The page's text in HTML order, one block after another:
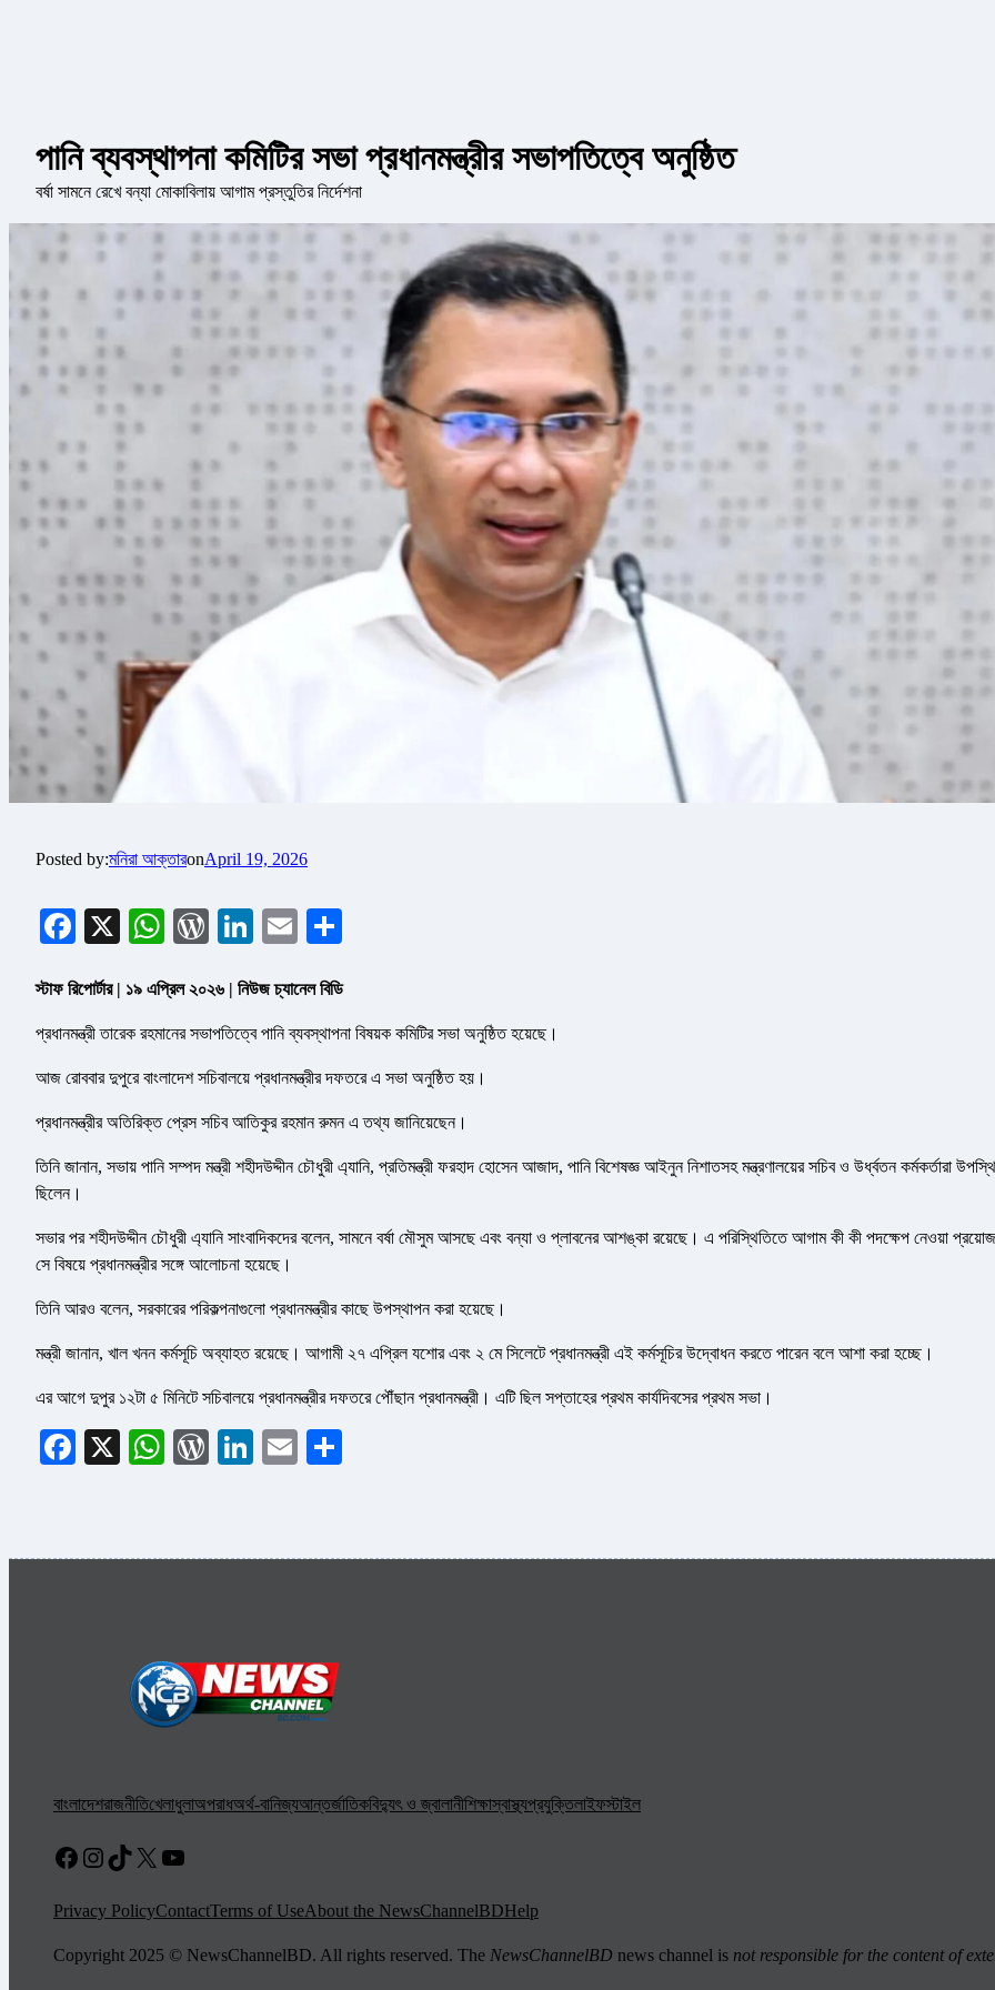
পানি ব্যবস্থাপনা কমিটির সভা প্রধানমন্ত্রীর সভাপতিত্বে অনুষ্ঠিত
বর্ষা সামনে রেখে বন্যা মোকাবিলায় আগাম প্রস্তুতির নির্দেশনা
Posted by:মনিরা আক্তারonApril 19, 2026
Facebook
X WhatsApp
WordPress
LinkedIn
Email
স্টাফ রিপোর্টার | ১৯ এপ্রিল ২০২৬ | নিউজ চ্যানেল বিডি
প্রধানমন্ত্রী তারেক রহমানের সভাপতিত্বে পানি ব্যবস্থাপনা বিষয়ক কমিটির সভা অনুষ্ঠিত হয়েছে।
আজ রোববার দুপুরে বাংলাদেশ সচিবালয়ে প্রধানমন্ত্রীর দফতরে এ সভা অনুষ্ঠিত হয়।
প্রধানমন্ত্রীর অতিরিক্ত প্রেস সচিব আতিকুর রহমান রুমন এ তথ্য জানিয়েছেন।
তিনি জানান, সভায় পানি সম্পদ মন্ত্রী শহীদউদ্দীন চৌধুরী এ্যানি, প্রতিমন্ত্রী ফরহাদ হোসেন আজাদ, পানি বিশেষজ্ঞ আইনুন নিশাতসহ মন্ত্রণালয়ের সচিব ও উর্ধ্বতন কর্মকর্তারা
ছিলেন।
সভার পর শহীদউদ্দীন চৌধুরী এ্যানি সাংবাদিকদের বলেন, সামনে বর্ষা মৌসুম আসছে এবং বন্যা ও প্লাবনের আশঙ্কা রয়েছে। এ পরিস্থিতিতে আগাম কী কী পদক্ষেপ নেওয়া
সে বিষয়ে প্রধানমন্ত্রীর সঙ্গে আলোচনা হয়েছে।
তিনি আরও বলেন, সরকারের পরিকল্পনাগুলো প্রধানমন্ত্রীর কাছে উপস্থাপন করা হয়েছে।
মন্ত্রী জানান, খাল খনন কর্মসূচি অব্যাহত রয়েছে। আগামী ২৭ এপ্রিল যশোর এবং ২ মে সিলেটে প্রধানমন্ত্রী এই কর্মসূচির উদ্বোধন করতে পারেন বলে আশা করা হচ্ছে।
এর আগে দুপুর ১২টা ৫ মিনিটে সচিবালয়ে প্রধানমন্ত্রীর দফতরে পৌঁছান প্রধানমন্ত্রী। এটি ছিল সপ্তাহের প্রথম কার্যদিবসের প্রথম সভা।
Facebook
X WhatsApp
WordPress
LinkedIn
Email
বাংলাদেশরাজনীতিখেলাধুলাঅপরাধঅর্থ-বানিজ্যআন্তর্জাতিকবিদ্যুৎ ও জ্বালানীশিক্ষাস্বাস্থ্যপ্রযুক্তিলাইফস্টাইল
Facebook
Instagram
TikTok
X YouTube
Privacy PolicyContactTerms of UseAbout the NewsChannelBDHelp
Copyright 2025 © NewsChannelBD. All rights reserved. The NewsChannelBD news channel is not responsible for the content of